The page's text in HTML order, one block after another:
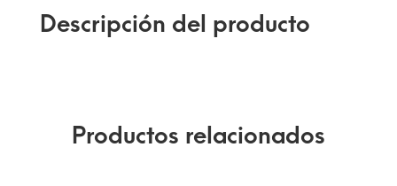
Descripción del producto
Productos relacionados